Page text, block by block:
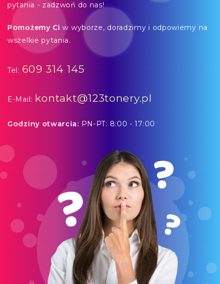
pytania - zadzwoń do nas!
Pomożemy Ci w wyborze, doradzimy i odpowiemy na
wszelkie pytania.
Tel: 609 314 145
E-Mail: kontakt@123tonery.pl
Godziny otwarcia: PN-PT: 8:00 - 17:00